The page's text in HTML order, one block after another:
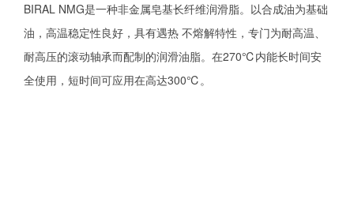
BIRAL NMG是一种非金属皂基长纤维润滑脂。以合成油为基础
油，高温稳定性良好，具有遇热 不熔解特性，专门为耐高温、
耐高压的滚动轴承而配制的润滑油脂。在270℃内能长时间安
全使用，短时间可应用在高达300℃。